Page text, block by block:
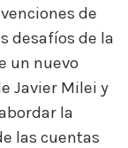
de
desafíos de la
un nuevo
Javier Milei y
la
las cuentas